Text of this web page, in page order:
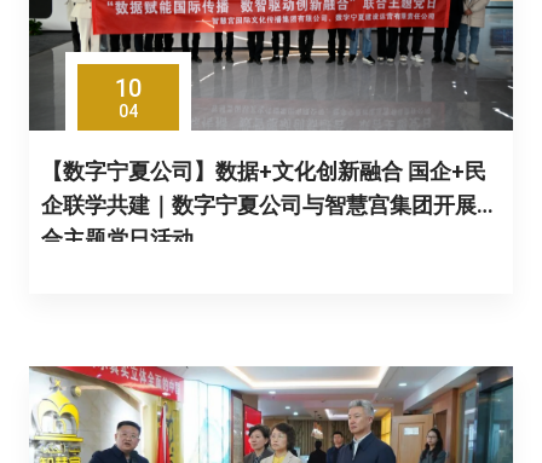
10
04
【数字宁夏公司】数据+文化创新融合 国企+民
企联学共建｜数字宁夏公司与智慧宫集团开展联
合主题党日活动